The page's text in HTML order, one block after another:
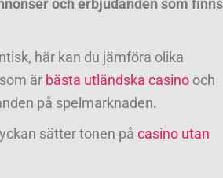
och erbjudanden som finns
här kan du jämföra olika
är bästa utländska casino och
på spelmarknaden.
sätter tonen på casino utan